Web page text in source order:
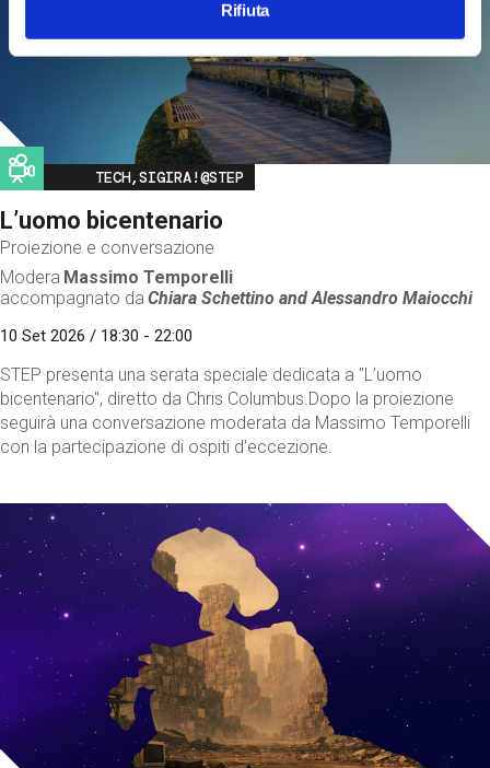
Rifiuta
Image
TECH,SIGIRA!@STEP
L’uomo bicentenario
Proiezione e conversazione
Modera Massimo Temporelli
accompagnato da Chiara Schettino andAlessandro Maiocchi
10 Set 2026 / 18:30 - 22:00
STEP presenta una serata speciale dedicata a "L’uomo
bicentenario", diretto da Chris Columbus.Dopo la proiezione
seguirà una conversazione moderata da Massimo Temporelli
con la partecipazione di ospiti d'eccezione.